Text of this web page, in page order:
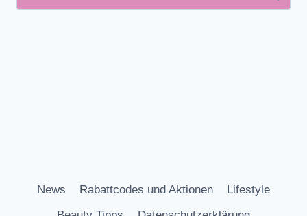
nach:
News Rabattcodes und Aktionen
Lifestyle